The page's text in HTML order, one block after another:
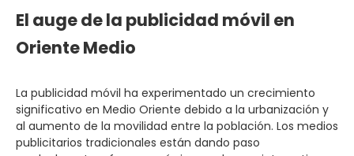
El auge de la publicidad móvil en
Oriente Medio
La publicidad móvil ha experimentado un crecimiento
significativo en Medio Oriente debido a la urbanización y
al aumento de la movilidad entre la población. Los medios
publicitarios tradicionales están dando paso